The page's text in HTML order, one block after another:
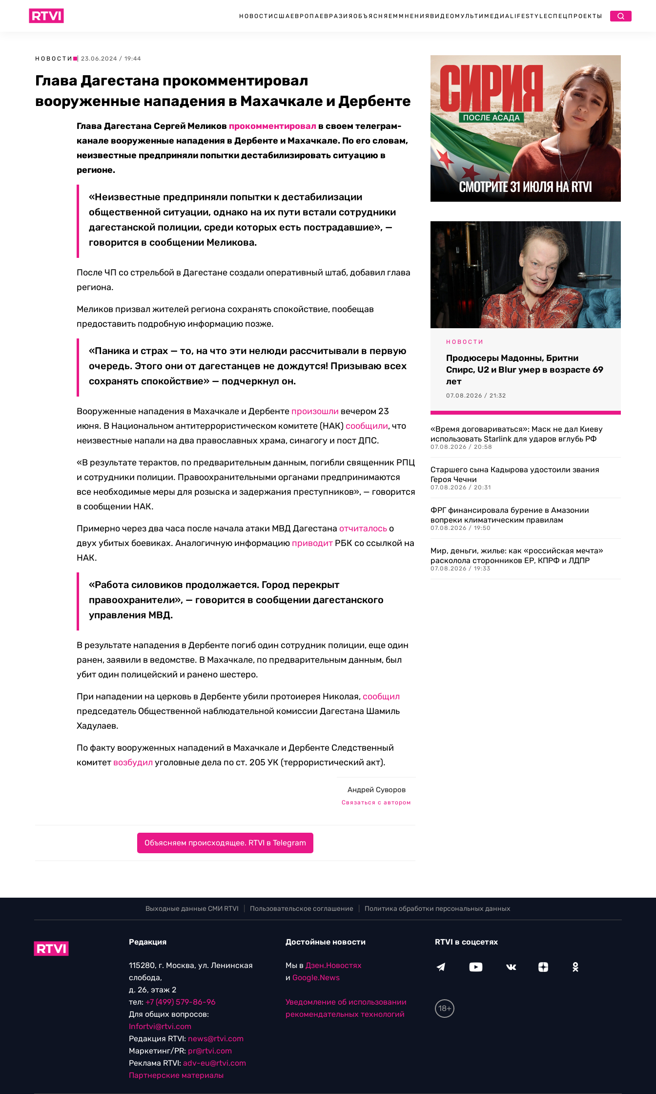
НОВОСТИ США ЕВРОПА ЕВРАЗИЯ ОБЪЯСНЯЕМ МНЕНИЯ ВИДЕО МУЛЬТИМЕДИА LIFESTYLEСПЕЦПРОЕКТЫ
НОВОСТИ | 23.06.2024 / 19:44
Глава Дагестана прокомментировал
вооруженные нападения в Махачкале и Дербенте
Глава Дагестана Сергей Меликов прокомментировал в своем телеграм-
канале вооруженные нападения в Дербенте и Махачкале. По его словам,
неизвестные предприняли попытки дестабилизировать ситуацию в
регионе.
«Неизвестные предприняли попытки к дестабилизации
общественной ситуации, однако на их пути встали сотрудники
дагестанской полиции, среди которых есть пострадавшие», —
говорится в сообщении Меликова.
После ЧП со стрельбой в Дагестане создали оперативный штаб, добавил глава
региона.
Меликов призвал жителей региона сохранять спокойствие, пообещав
предоставить подробную информацию позже.
«Паника и страх — то, на что эти нелюди рассчитывали в первую
очередь. Этого они от дагестанцев не дождутся! Призываю всех
сохранять спокойствие» — подчеркнул он.
Вооруженные нападения в Махачкале и Дербенте произошли вечером 23
июня. В Национальном антитеррористическом комитете (НАК) сообщили, что
неизвестные напали на два православных храма, синагогу и пост ДПС.
«В результате терактов, по предварительным данным, погибли священник РПЦ
и сотрудники полиции. Правоохранительными органами предпринимаются
все необходимые меры для розыска и задержания преступников», — говорится
в сообщении НАК.
Примерно через два часа после начала атаки МВД Дагестана отчиталось о
двух убитых боевиках. Аналогичную информацию приводит РБК со ссылкой на
НАК.
«Работа силовиков продолжается. Город перекрыт
правоохранители», — говорится в сообщении дагестанского
управления МВД.
В результате нападения в Дербенте погиб один сотрудник полиции, еще один
ранен, заявили в ведомстве. В Махачкале, по предварительным данным, был
убит один полицейский и ранено шестеро.
При нападении на церковь в Дербенте убили протоиерея Николая, сообщил
председатель Общественной наблюдательной комиссии Дагестана Шамиль
Хадулаев.
По факту вооруженных нападений в Махачкале и Дербенте Следственный
комитет возбудил уголовные дела по ст. 205 УК (террористический акт).
Андрей Суворов
Связаться с автором
Объясняем происходящее. RTVI в Telegram
НОВОСТИ
Продюсеры Мадонны, Бритни
Спирс, U2 и Blur умер в возрасте 69
лет
07.08.2026 / 21:32
«Время договариваться»: Маск не дал Киеву
использовать Starlink для ударов вглубь РФ
07.08.2026 / 20:58
Старшего сына Кадырова удостоили звания
Героя Чечни
07.08.2026 / 20:31
ФРГ финансировала бурение в Амазонии
вопреки климатическим правилам
07.08.2026 / 19:50
Мир, деньги, жилье: как «российская мечта»
расколола сторонников ЕР, КПРФ и ЛДПР
07.08.2026 / 19:33
Выходные данные СМИ RTVI Пользовательское соглашение Политика обработки персональных данных
Редакция
115280, г. Москва, ул. Ленинская
слобода,
д. 26, этаж 2
тел: +7 (499) 579-86-96
Для общих вопросов:
Infortvi@rtvi.com
Редакция RTVI: news@rtvi.com
Маркетинг/PR: pr@rtvi.com
Реклама RTVI: adv-eu@rtvi.com
Партнерские материалы
Достойные новости
Мы в Дзен.Новостях
и Google.News
Уведомление об использовании
рекомендательных технологий
RTVI в соцсетях
18+